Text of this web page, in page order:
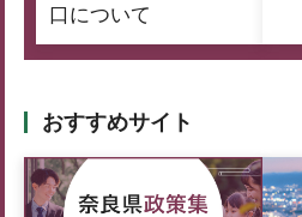
口について
おすすめサイト